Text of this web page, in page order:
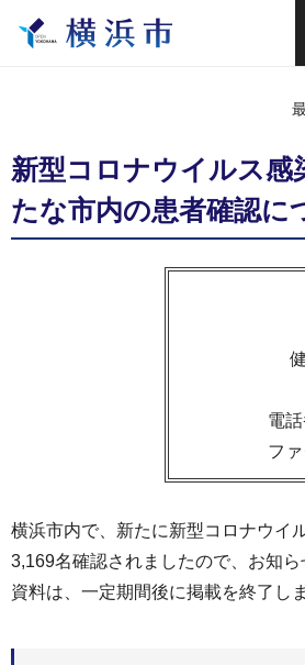
新型コロナウイルス感
たな市内の患者確認に
電
フ
横浜市内で、新たに新型コロナウイ
3,169名確認されましたので、お知
資料は、一定期間後に掲載を終了し